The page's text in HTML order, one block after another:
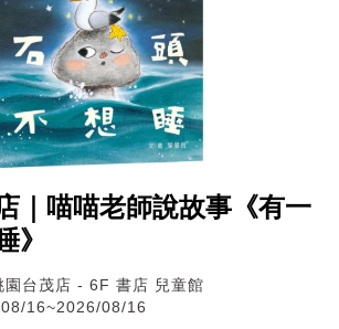
｜喵喵老師說故事《有一
》
園台茂店 - 6F 書店 兒童館
16~2026/08/16